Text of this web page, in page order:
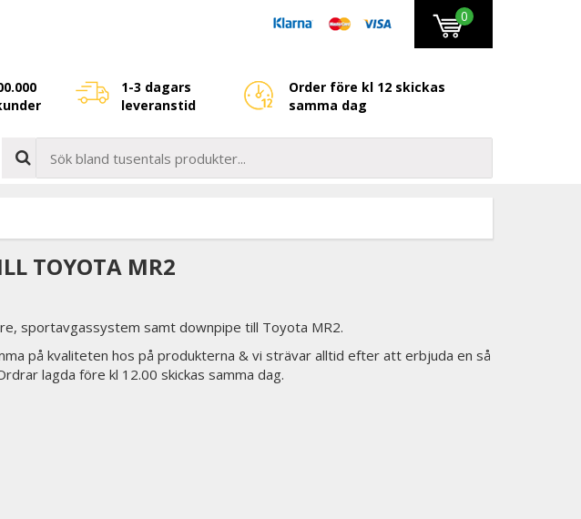
0
1-3 dagars
leveranstid
Order före kl 12 skickas
samma dag
TOYOTA MR2
sportavgassystem samt downpipe till Toyota MR2.
på kvaliteten hos på produkterna & vi strävar alltid efter att erbjuda en så
lagda före kl 12.00 skickas samma dag.